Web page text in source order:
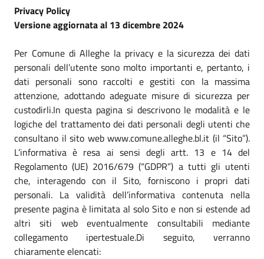
Privacy Policy
Versione aggiornata al 13 dicembre 2024
Per Comune di Alleghe la privacy e la sicurezza dei dati
personali dell’utente sono molto importanti e, pertanto, i
dati personali sono raccolti e gestiti con la massima
attenzione, adottando adeguate misure di sicurezza per
custodirli.In questa pagina si descrivono le modalità e le
logiche del trattamento dei dati personali degli utenti che
consultano il sito web www.comune.alleghe.bl.it (il “Sito”).
L’informativa è resa ai sensi degli artt. 13 e 14 del
Regolamento (UE) 2016/679 (“GDPR”) a tutti gli utenti
che, interagendo con il Sito, forniscono i propri dati
personali. La validità dell’informativa contenuta nella
presente pagina è limitata al solo Sito e non si estende ad
altri siti web eventualmente consultabili mediante
collegamento ipertestuale.Di seguito, verranno
chiaramente elencati: